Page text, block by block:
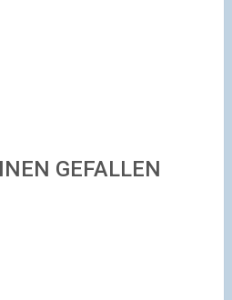
GEFALLEN